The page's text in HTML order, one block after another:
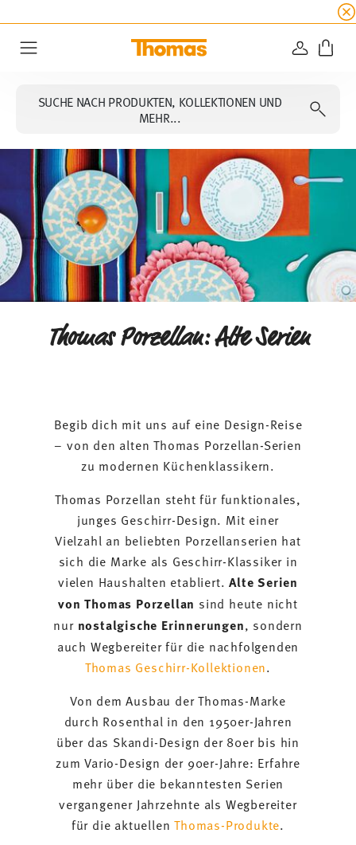
☀️ Bis zu 45% Rabatt auf alle
SUCHE NACH PRODUKTEN, KOLLEKTIONEN UND
MEHR...
Thomas Porzellan: Alte Serien
Begib dich mit uns auf eine Design-Reise
– von den alten Thomas Porzellan-Serien
zu modernen Küchenklassikern.
Thomas Porzellan steht für funktionales,
junges Geschirr-Design. Mit einer
Vielzahl an beliebten Porzellanserien hat
sich die Marke als Geschirr-Klassiker in
vielen Haushalten etabliert.Alte Serien
von Thomas Porzellan sind heute nicht
nur nostalgische Erinnerungen, sondern
auch Wegbereiter für die nachfolgenden
Thomas Geschirr-Kollektionen.
Von dem Ausbau der Thomas-Marke
durch Rosenthal in den 1950er-Jahren
über das Skandi-Design der 80er bis hin
zum Vario-Design der 90er-Jahre: Erfahre
mehr über die bekanntesten Serien
vergangener Jahrzehnte als Wegbereiter
für die aktuellenThomas-Produkte.